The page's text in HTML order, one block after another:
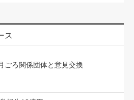
ス
ろ関係団体と意見交換